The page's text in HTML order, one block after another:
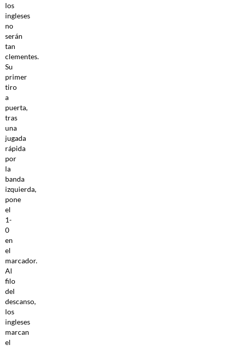
los
ingleses
no
serán
tan
clementes.
Su
primer
tiro
a
puerta,
tras
una
jugada
rápida
por
la
banda
izquierda,
pone
el
1-
0
en
el
marcador.
Al
filo
del
descanso,
los
ingleses
marcan
el